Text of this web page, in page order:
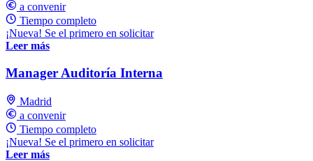
a convenir
Tiempo completo
¡Nueva! Se el primero en solicitar
Leer más
Manager Auditoría Interna
Madrid
a convenir
Tiempo completo
¡Nueva! Se el primero en solicitar
Leer más